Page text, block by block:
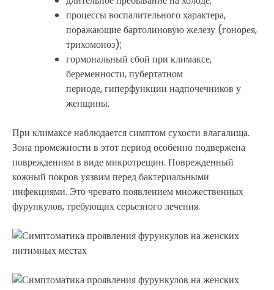
процессы воспалительного характера,
поражающие бартолиновую железу (гонорея,
трихомоноз);
гормональный сбой при климаксе,
беременности, пубертатном
периоде, гиперфункции надпочечников у
женщины.
При климаксе наблюдается симптом сухости влагалища.
Зона промежности в этот период особенно подвержена
повреждениям в виде микротрещин. Поврежденный
кожный покров уязвим перед бактериальными
инфекциями. Это чревато появлением множественных
фурункулов, требующих серьезного лечения.